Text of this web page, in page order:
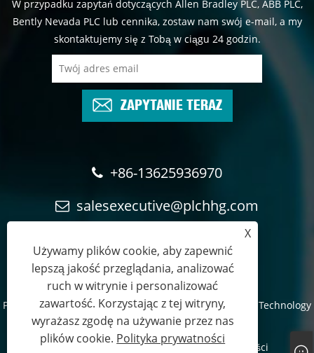
W przypadku zapytań dotyczących Allen Bradley PLC, ABB PLC,
Bently Nevada PLC lub cennika, zostaw nam swój e-mail, a my
skontaktujemy się z Tobą w ciągu 24 godzin.
ZAPYTANIE TERAZ
+86-13625936970
salesexecutive@plchhg.com
Prawa autorskie © 2024Zhangzhou Rayon Automation Technology
Co., Ltd.- Wszelkie prawa zastrzeżone.
Links
Sitemap RSS XML Polityka prywatności
X
Używamy plików cookie, aby zapewnić
lepszą jakość przeglądania, analizować
ruch w witrynie i personalizować
zawartość. Korzystając z tej witryny,
wyrażasz zgodę na używanie przez nas
plików cookie. Polityka prywatności